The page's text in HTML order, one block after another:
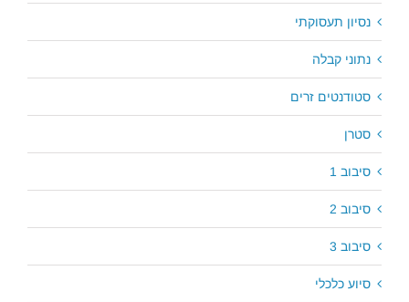
נסיון תעסוקתי
נתוני קבלה
סטודנטים זרים
סטרן
סיבוב 1
סיבוב 2
סיבוב 3
סיוע כלכלי